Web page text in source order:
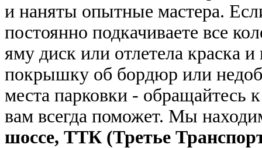
и наняты опытные мастера.
постоянно подкачиваете все
яму диск или отлетела краска
покрышку об бордюр или
места парковки - обращайтесь
вам всегда поможет. Мы
шоссе, ТТК (Третье